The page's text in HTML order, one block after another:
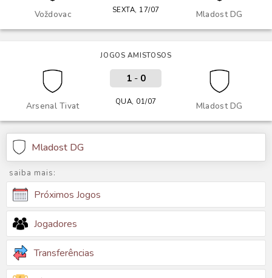
Voždovac Mladost DG
SEXTA, 17/07
JOGOS AMISTOSOS
Arsenal Tivat Mladost DG
1- 0
QUA, 01/07
Mladost DG
saiba mais:
Próximos Jogos
Jogadores
Transferências